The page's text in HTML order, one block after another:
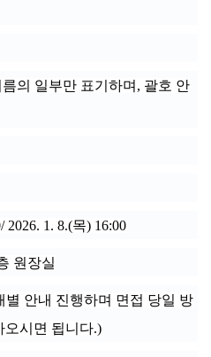
의 일부만 표기하며, 괄호 안
2026. 1. 8.(목) 16:00
원장실
안내 진행하며 면접 당일 방
오시면 됩니다.)